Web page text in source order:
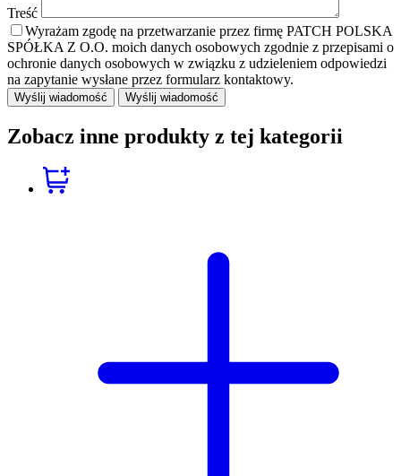
Treść
Wyrażam zgodę na przetwarzanie przez firmę PATCH POLSKA
SPÓŁKA Z O.O. moich danych osobowych zgodnie z przepisami o
ochronie danych osobowych w związku z udzieleniem odpowiedzi
na zapytanie wysłane przez formularz kontaktowy.
Wyślij wiadomość
Zobacz inne produkty z tej kategorii